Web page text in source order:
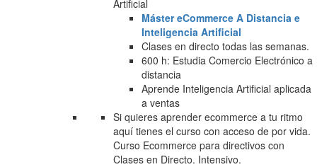
Artificial
Máster eCommerce A Distancia e
Inteligencia Artificial
Clases en directo todas las semanas.
600 h: Estudia Comercio Electrónico a
distancia
Aprende Inteligencia Artificial aplicada
a ventas
Si quieres aprender ecommerce a tu ritmo
aquí tienes el curso con acceso de por vida.
Curso Ecommerce para directivos con
Clases en Directo. Intensivo.